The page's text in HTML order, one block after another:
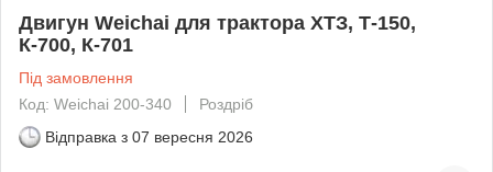
Двигун Weichai для трактора ХТЗ, Т-150,
К-700, К-701
Під замовлення
Код: Weichai 200-340
Роздріб
Відправка з 07 вересня 2026